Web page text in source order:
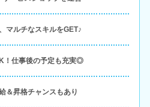
マルチなスキルをGET♪
！仕事後の予定も充実◎
＆昇格チャンスもあり